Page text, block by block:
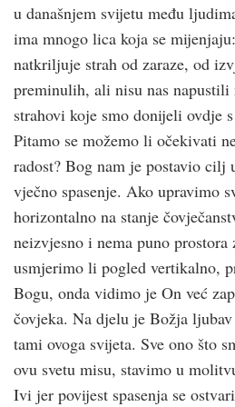
u današnjem svijetu među
ima mnogo lica koja se
natkriljuje strah od zaraze, od
preminulih, ali nisu nas
strahovi koje smo donijeli ovdje
Pitamo se možemo li očekivati
radost? Bog nam je postavio cilj
vječno spasenje. Ako upravimo
horizontalno na stanje
neizvjesno i nema puno
usmjerimo li pogled vertikalno,
Bogu, onda vidimo je On već
čovjeka. Na djelu je Božja
tami ovoga svijeta. Sve ono što
ovu svetu misu, stavimo u
Ivi jer povijest spasenja se